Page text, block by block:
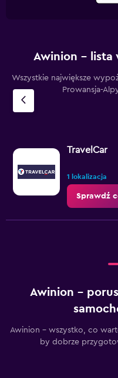
Awinion – lista
Wszystkie największe
Prowansja-
TravelCar
1 lokalizacja
Sprawdź
Awinion –
Awinion - wszystko, co
by dobrze